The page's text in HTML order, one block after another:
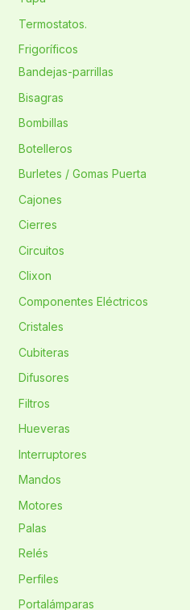
Termostatos.
Frigoríficos
Bandejas-parrillas
Bisagras
Bombillas
Botelleros
Burletes / Gomas Puerta
Cajones
Cierres
Circuitos
Clixon
Componentes Eléctricos
Cristales
Cubiteras
Difusores
Filtros
Hueveras
Interruptores
Mandos
Motores
Palas
Relés
Perfiles
Portalámparas